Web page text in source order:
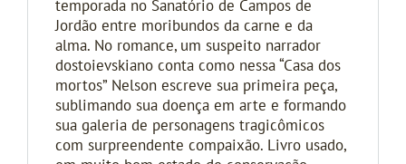
temporada no Sanatório de Campos de
Jordão entre moribundos da carne e da
alma. No romance, um suspeito narrador
dostoievskiano conta como nessa “Casa dos
mortos” Nelson escreve sua primeira peça,
sublimando sua doença em arte e formando
sua galeria de personagens tragicômicos
com surpreendente compaixão. Livro usado,